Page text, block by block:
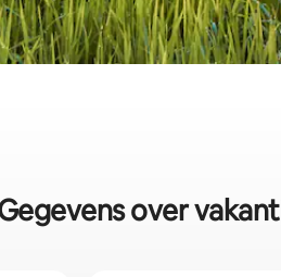
over